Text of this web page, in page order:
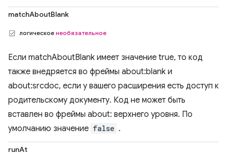
matchAboutBlank
логическое необязательное
Если matchAboutBlank имеет значение true, то код
также внедряется во фреймы about:blank и
about:srcdoc, если у вашего расширения есть доступ к
родительскому документу. Код не может быть
вставлен во фреймы about: верхнего уровня. По
умолчанию значение false .
runAt